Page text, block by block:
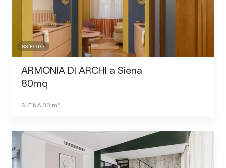
83 FOTO
ARMONIA DI ARCHI a Siena
80mq
SIENA 80 m²